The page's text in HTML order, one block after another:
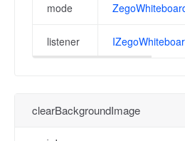
mode
listener
clearBackgroundImage